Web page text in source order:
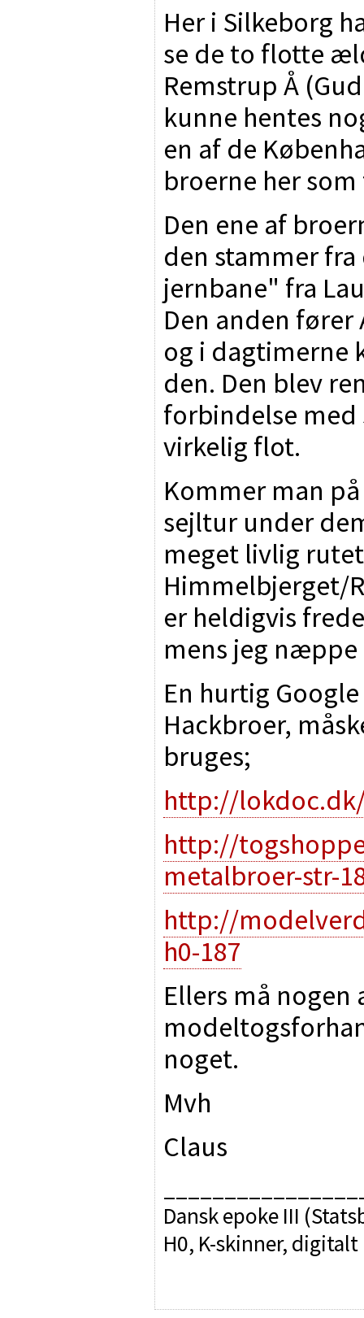
Her i Silkeborg
se de to flotte
Remstrup Å
kunne hentes
en af de
broerne her
Den ene af
den stammer
jernbane" fra
Den anden fører
og i dagtimerne
den. Den blev
forbindelse med
virkelig flot.
Kommer man
sejltur under
meget livlig
Himmelbjerget/
er heldigvis
mens jeg
En hurtig
Hackbroer,
bruges;
http://
http://
metalbroer-str-
http://
h0-187
Ellers må nogen
noget.
Mvh
Claus
Dansk epoke III
H0, K-skinner, digitalt